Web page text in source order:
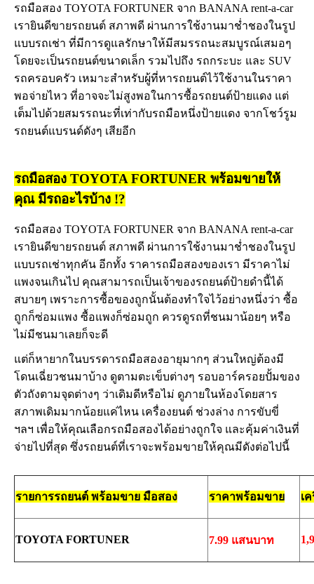
รถมือสอง TOYOTA FORTUNER จาก BANANA rent-a-car
เรายินดีขายรถยนต์ สภาพดี ผ่านการใช้งานมาช่ำชองในรูป
แบบรถเช่า ที่มีการดูแลรักษาให้มีสมรรถนะสมบูรณ์เสมอๆ
โดยจะเป็นรถยนต์ขนาดเล็ก รวมไปถึง รถกระบะ และ SUV
รถครอบครัว เหมาะสำหรับผู้ที่หารถยนต์ไว้ใช้งานในราคา
พอจ่ายไหว ที่อาจจะไม่สูงพอในการซื้อรถยนต์ป้ายแดง แต่
เต็มไปด้วยสมรรถนะที่เท่ากับรถมือหนึ่งป้ายแดง จากโชว์รูม
รถยนต์แบรนด์ดังๆ เสียอีก
รถมือสอง TOYOTA FORTUNER พร้อมขายให้
คุณ มีรถอะไรบ้าง !?
รถมือสอง TOYOTA FORTUNER จาก BANANA rent-a-car
เรายินดีขายรถยนต์ สภาพดี ผ่านการใช้งานมาช่ำชองในรูป
แบบรถเช่าทุกคัน อีกทั้ง ราคารถมือสองของเรา มีราคาไม่
แพงจนเกินไป คุณสามารถเป็นเจ้าของรถยนต์ป้ายดำนี้ได้
สบายๆ เพราะการซื้อของถูกนั้นต้องทำใจไว้อย่างหนึ่งว่า ซื้อ
ถูกก็ซ่อมแพง ซื้อแพงก็ซ่อมถูก ควรดูรถที่ชนมาน้อยๆ หรือ
ไม่มีชนมาเลยก็จะดี
แต่ก็หายากในบรรดารถมือสองอายุมากๆ ส่วนใหญ่ต้องมี
โดนเฉี่ยวชนมาบ้าง ดูตามตะเข็บต่างๆ รอบอาร์ครอยปั้มของ
ตัวถังตามจุดต่างๆ ว่าเดิมดีหรือไม่ ดูภายในห้องโดยสาร
สภาพเดิมมากน้อยแค่ไหน เครื่องยนต์ ช่วงล่าง การขับขี่
ฯลฯ เพื่อให้คุณเลือกรถมือสองได้อย่างถูกใจ และคุ้มค่าเงินที่
จ่ายไปที่สุด ซึ่งรถยนต์ที่เราจะพร้อมขายให้คุณมีดังต่อไปนี้
รายการรถยนต์ พร้อมขาย มือสอง ราคาพร้อมขาย เ
TOYOTA FORTUNER 7.99 แสนบาท